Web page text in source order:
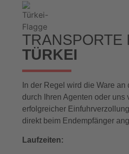
TRANSPORTE
TÜRKEI
In der Regel wird die Ware
durch Ihren Agenten oder uns
erfolgreicher
direkt beim Endempfänger
Laufzeiten: